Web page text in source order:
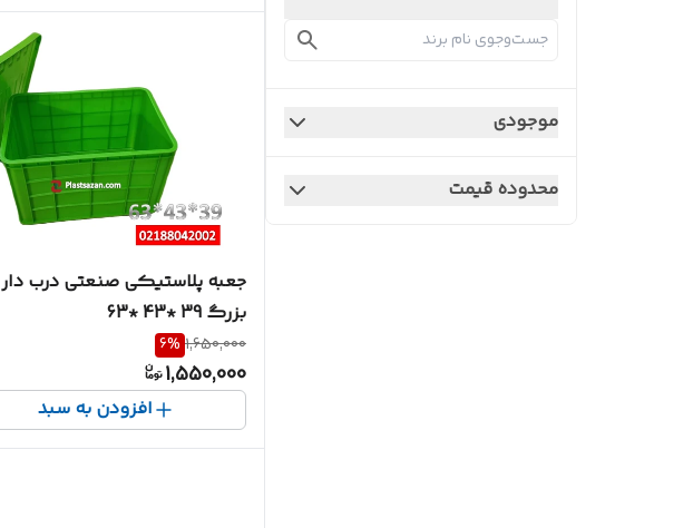
موجودی
محدوده قیمت
جعبه پلاستیکی صنعتی درب دار
بزرگ 39 *43 *63
1,650,000
6%
1,550,000
افزودن به سبد